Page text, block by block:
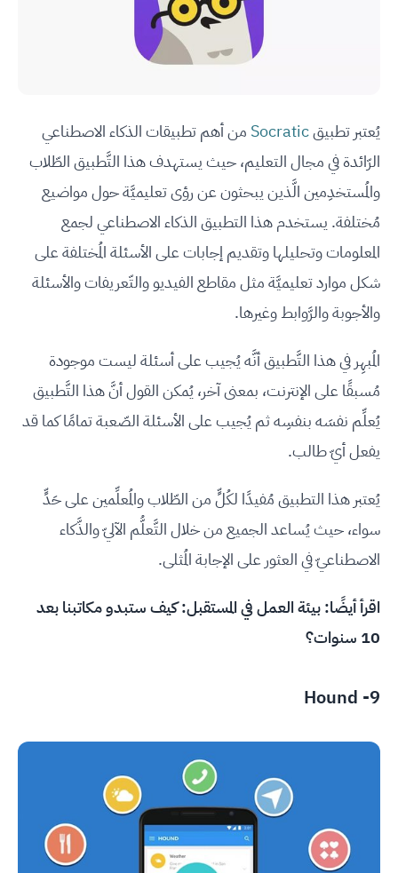
يُعتبر تطبيقSocratic من أهم تطبيقات الذكاء الاصطناعي
الرّائدة في مجال التعليم، حيث يستهدف هذا التَّطبيق الطّلاب
والمُستخدِمين الَّذين يبحثون عن رؤى تعليميَّة حول مواضيع
مُختلفة. يستخدم هذا التطبيق الذكاء الاصطناعي لجمع
المعلومات وتحليلها وتقديم إجابات على الأسئلة المُختلفة على
شكل موارد تعليميَّة مثل مقاطع الفيديو والتّعريفات والأسئلة
والأجوبة والرَّوابط وغيرها.
المُبهِر في هذا التَّطبيق أنَّه يُجيب على أسئلة ليست موجودة
مُسبقًا على الإنترنت، بمعنى آخر، يُمكن القول أنَّ هذا التَّطبيق
يُعلِّم نفسَه بنفسِه ثم يُجيب على الأسئلة الصّعبة تمامًا كما قد
يفعل أيّ طالب.
يُعتبر هذا التطبيق مُفيدًا لكُلٍّ من الطّلاب والمُعلِّمين على حَدٍّ
سواء، حيث يُساعد الجميع من خلال التَّعلُّم الآليّ والذَّكاء
الاصطناعيّ في العثور على الإجابة المُثلى.
اقرأ أيضًا:بيئة العمل في المستقبل: كيف ستبدو مكاتبنا بعد
10 سنوات؟
9-